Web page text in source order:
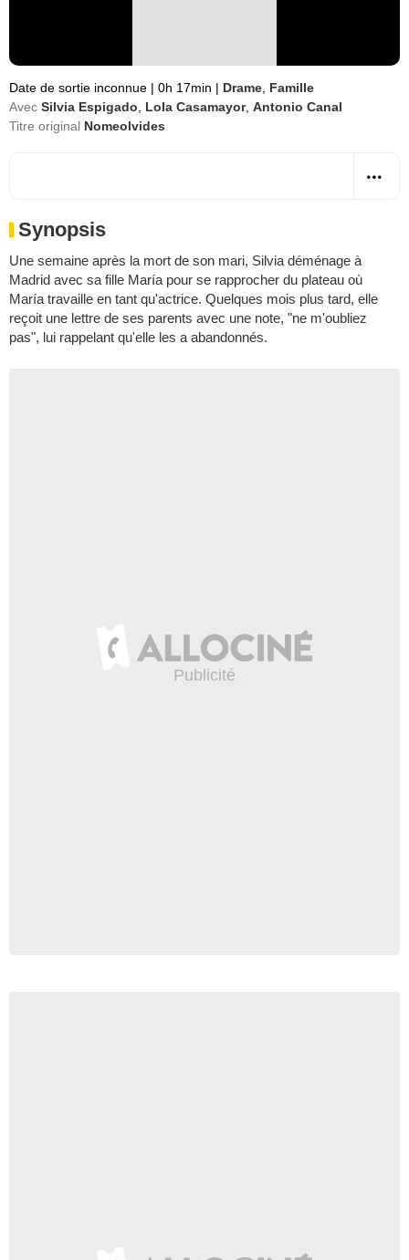
Date de sortie inconnue | 0h 17min | Drame Famille
Avec Silvia Espigado Lola Casamayor, Antonio Canal
Titre original Nomeolvides
Synopsis
Une semaine après la mort de son mari, Silvia déménage à
Madrid avec sa fille María pour se rapprocher du plateau où
María travaille en tant qu'actrice. Quelques mois plus tard, elle
reçoit une lettre de ses parents avec une note, "ne m'oubliez
pas", lui rappelant qu'elle les a abandonnés.